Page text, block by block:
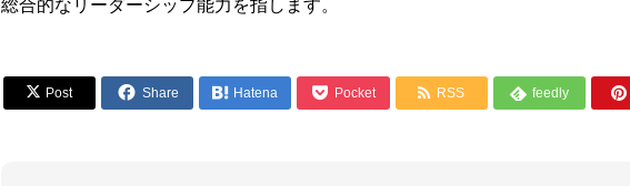
総合的なリーダーシップ能力を指します。
 Post  Share  Hatena  Pocket  RSS  feedly 